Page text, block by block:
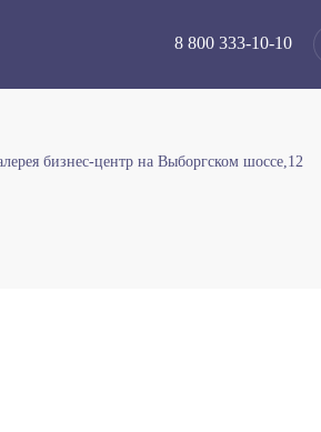
8 800 333-10-10
бизнес-центр на Выборгском шоссе,12